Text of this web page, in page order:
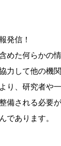
発信！
めた何らかの
力して他の機
り、研究者や
備される必要
であります。